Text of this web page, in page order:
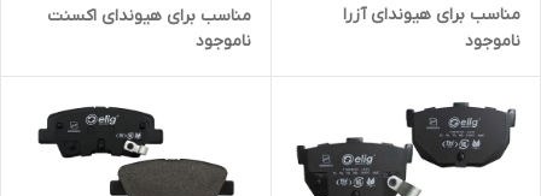
مناسب برای هیوندای آزرا
گرنجور
ناموجود
مناسب برای هیوندای اکسنت
ناموجود